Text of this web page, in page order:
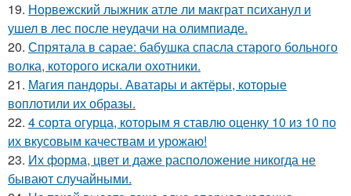
19. Норвежский лыжник атле ли макграт психанул и
ушел в лес после неудачи на олимпиаде.
20. Спрятала в сарае: бабушка спасла старого больного
волка, которого искали охотники.
21. Магия пандоры. Аватары и актёры, которые
воплотили их образы.
22. 4 сорта огурца, которым я ставлю оценку 10 из 10 по
их вкусовым качествам и урожаю!
23. Их форма, цвет и даже расположение никогда не
бывают случайными.